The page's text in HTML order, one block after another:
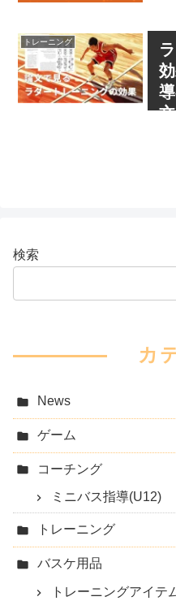
トレーニング
検索
カ
News
ゲーム
コーチング
ミニバス指導(U12)
トレーニング
バスケ用品
トレーニングアイテ